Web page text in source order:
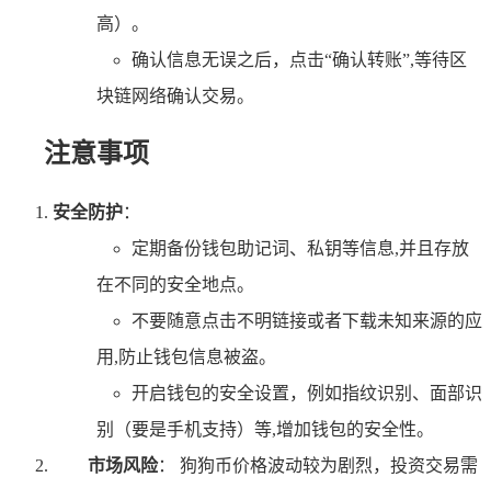
高）。
确认信息无误之后，点击“确认转账”,等待区
块链网络确认交易。
注意事项
安全防护：
定期备份钱包助记词、私钥等信息,并且存放
在不同的安全地点。
不要随意点击不明链接或者下载未知来源的应
用,防止钱包信息被盗。
开启钱包的安全设置，例如指纹识别、面部识
别（要是手机支持）等,增加钱包的安全性。
市场风险： 狗狗币价格波动较为剧烈，投资交易需